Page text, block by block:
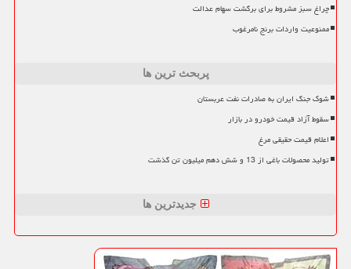
چراغ سبز مشروط برای برگشت سهام عدالت
ممنوعیت واردات برنج نامرغوب
پربحث ترین ها
شوک جنگ ایران به صادرات نفت عربستان
سقوط آزاد قیمت خودرو در بازار
اعلام قیمت حقیقی مرغ
تولید محصولات باغی از 13 و شش دهم میلیون تن گذشت
جدیدترین ها